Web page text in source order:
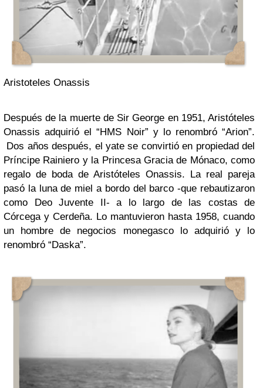
Aristoteles Onassis
Después de la muerte de Sir George en 1951, Aristóteles
Onassis adquirió el “HMS Noir” y lo renombró “Arion”.
Dos años después, el yate se convirtió en propiedad del
Príncipe Rainiero y la Princesa Gracia de Mónaco, como
regalo de boda de Aristóteles Onassis. La real pareja
pasó la luna de miel a bordo del barco -que rebautizaron
como Deo Juvente II- a lo largo de las costas de
Córcega y Cerdeña. Lo mantuvieron hasta 1958, cuando
un hombre de negocios monegasco lo adquirió y lo
renombró “Daska”.